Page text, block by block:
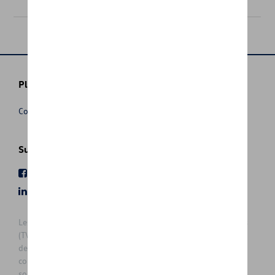
Plus d'informations
Conditions de vente
Suivez nous
Les prix affichés sur le présent site sont des prix recommandés
(TVAc), hors éventuels frais de montage. Pour connaitre le prix
de vente actuel et les éventuels frais de montage, veuillez
contacter votre concessionnaire/agent. Les prix recommandés